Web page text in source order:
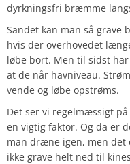
dyrkningsfri bræmme
Sandet kan man så grave
hvis der overhovedet
løbe bort. Men til sidst
at de når havniveau.
vende og løbe opstrøms.
Det ser vi regelmæssigt
en vigtig faktor. Og da er
man dræne igen, men det
ikke grave helt ned til